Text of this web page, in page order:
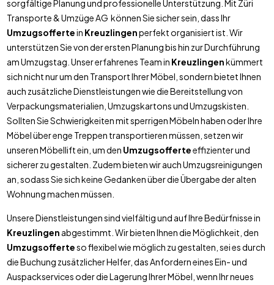
sorgfältige Planung und professionelle Unterstützung. Mit Züri
Transporte & Umzüge AG können Sie sicher sein, dass Ihr
Umzugsoffertein Kreuzlingenperfekt organisiert ist. Wir
unterstützen Sie von der ersten Planung bis hin zur Durchführung
am Umzugstag. Unser erfahrenes Team in Kreuzlingenkümmert
sich nicht nur um den Transport Ihrer Möbel, sondern bietet Ihnen
auch zusätzliche Dienstleistungen wie die Bereitstellung von
Verpackungsmaterialien, Umzugskartons und Umzugskisten.
Sollten Sie Schwierigkeiten mit sperrigen Möbeln haben oder Ihre
Möbel über enge Treppen transportieren müssen, setzen wir
unseren Möbellift ein, um den Umzugsofferteeffizienter und
sicherer zu gestalten. Zudem bieten wir auch Umzugsreinigungen
an, sodass Sie sich keine Gedanken über die Übergabe der alten
Wohnung machen müssen.
Unsere Dienstleistungen sind vielfältig und auf Ihre Bedürfnisse in
Kreuzlingen abgestimmt. Wir bieten Ihnen die Möglichkeit, den
Umzugsofferteso flexibel wie möglich zu gestalten, sei es durch
die Buchung zusätzlicher Helfer, das Anfordern eines Ein- und
Auspackservices oder die Lagerung Ihrer Möbel, wenn Ihr neues